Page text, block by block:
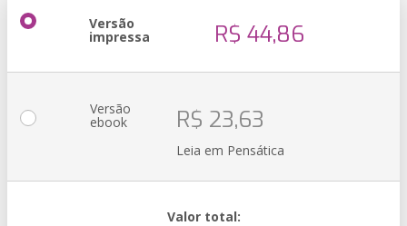
Versão
impressa R$ 44,86
Versão
ebook R$ 23,63
Leia em Pensática
Valor total: